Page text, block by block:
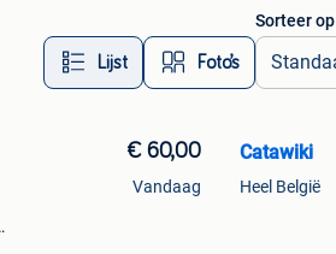
Lijst Foto’s
Sorteer op
€ 60,00
Vandaag
Catawiki
Heel België